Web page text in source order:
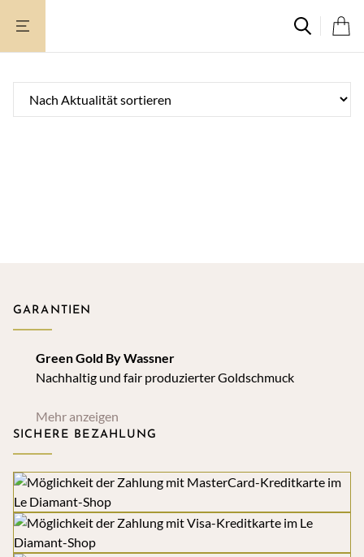
Inhalt
GARANTIEN
Green Gold By Wassner
Nachhaltig und fair produzierter Goldschmuck
Mehr anzeigen
SICHERE BEZAHLUNG